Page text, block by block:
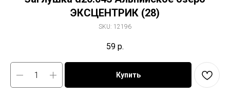
ЭКСЦЕНТРИК (28)
SKU: 12196
59 р.
Купить